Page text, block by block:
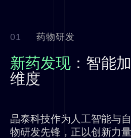
01 药物研发
新药发现 ：智能
维度
晶泰科技作为人工智能与
物研发先锋，正以创新力